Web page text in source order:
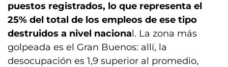
puestos registrados, lo que representa el
25% del total de los empleos de ese tipo
destruidos a nivel nacional. La zona más
golpeada es el Gran Buenos: allí, la
desocupación es 1,9 superior al promedio,